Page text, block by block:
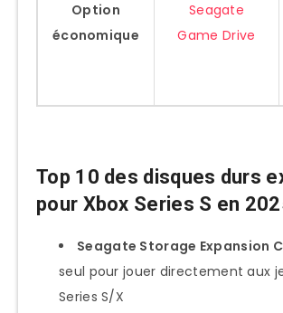
Puis-je utiliser mon ancien
externe de Xbox One sur la
Est-ce que n’importe quel
fonctionnera ?
?
externe est recommandée ?
Peut-on brancher
durs externes simultanément
Option
économique
Seagate
Game Drive
Top 10 des disques durs
pour Xbox Series S en
Seagate Storage Expansion
seul pour jouer directement aux
Series S/X